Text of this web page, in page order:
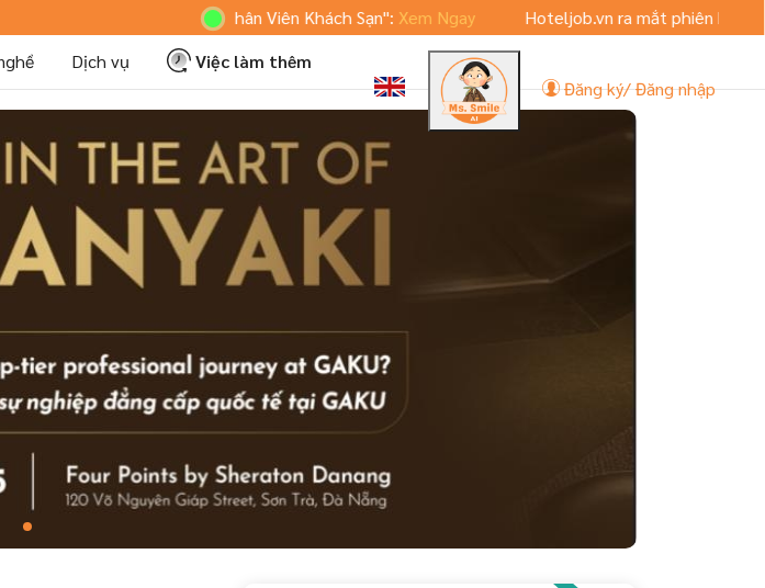
Hoteljob MV: "Tôi Là Nhân Viên Khách Sạn":Xem Ngay
Hoteljob.vn ra mắt phiên bản App
Dịch vụ
Việc làm thêm
Đăng ký/ Đăng nhập